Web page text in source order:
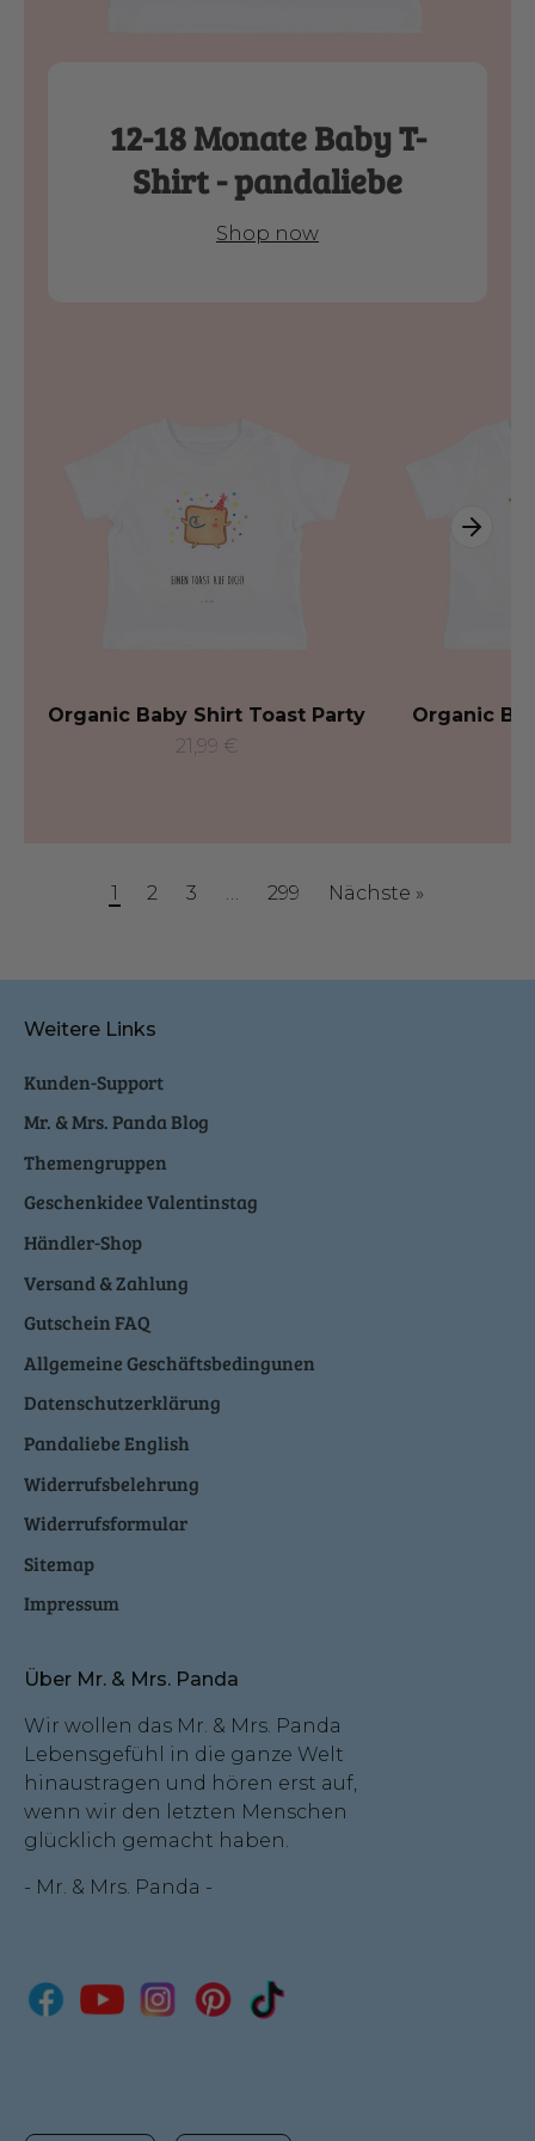
12-18 Monate Baby T-
Shirt - pandaliebe
Shop now
Organic Baby Shirt Toast Party
21,99 €
Organic
1 2 3 299 Nächste »
Weitere Links
Kunden-Support
Mr. & Mrs. Panda Blog
Themengruppen
Geschenkidee Valentinstag
Händler-Shop
Versand & Zahlung
Gutschein FAQ
Allgemeine Geschäftsbedingunen
Datenschutzerklärung
Pandaliebe English
Widerrufsbelehrung
Widerrufsformular
Sitemap
Impressum
Über Mr. & Mrs. Panda
Wir wollen das Mr. & Mrs. Panda
Lebensgefühl in die ganze Welt
hinaustragen und hören erst auf,
wenn wir den letzten Menschen
glücklich gemacht haben.
- Mr. & Mrs. Panda -